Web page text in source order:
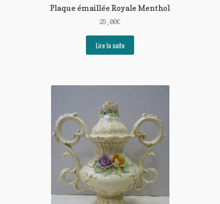
Plaque émaillée Royale Menthol
25,00€
Lire la suite